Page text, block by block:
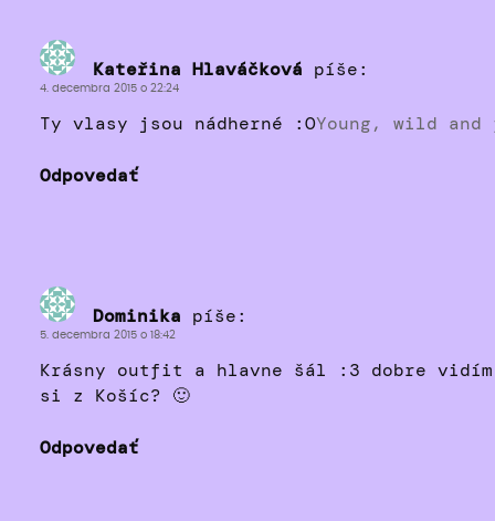
Kateřina Hlaváčková píše:
4. decembra 2015 o 22:24
Ty vlasy jsou nádherné :OYoung, wild and
Odpovedať
Dominika píše:
5. decembra 2015 o 18:42
Krásny outfit a hlavne šál :3 dobre
si z Košíc? 🙂
Odpovedať